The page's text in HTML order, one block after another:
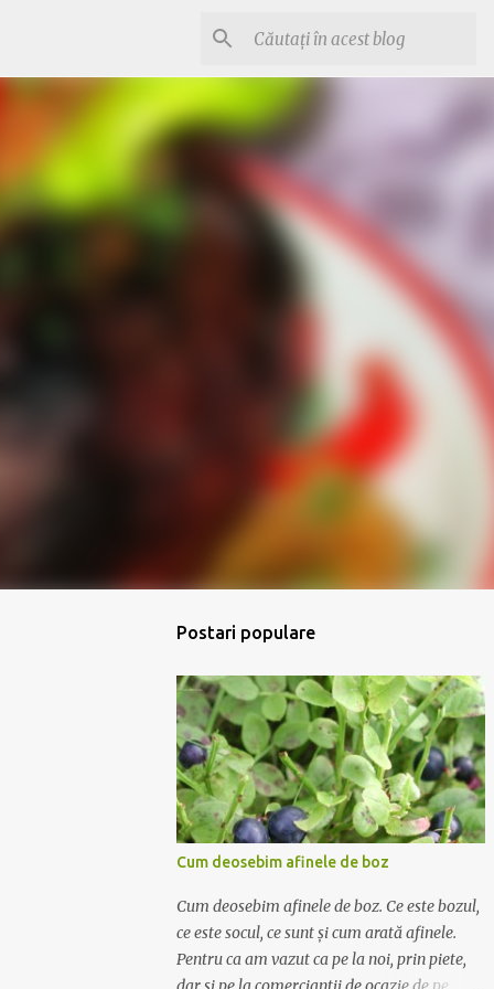
Postari populare
Cum deosebim afinele de boz
Cum deosebim afinele de boz. Ce este bozul,
ce este socul, ce sunt și cum arată afinele.
Pentru ca am vazut ca pe la noi, prin piete,